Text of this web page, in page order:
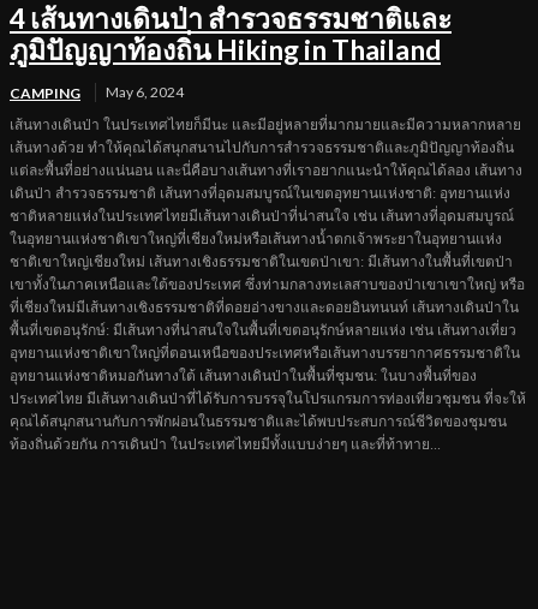
4 เส้นทางเดินป่า สำรวจธรรมชาติและ
ภูมิปัญญาท้องถิ่น Hiking in Thailand
CAMPING May 6, 2024
เส้นทางเดินป่า ในประเทศไทยก็มีนะ และมีอยู่หลายที่มากมายและมีความหลากหลาย
เส้นทางด้วย ทำให้คุณได้สนุกสนานไปกับการสำรวจธรรมชาติและภูมิปัญญาท้องถิ่น
แต่ละพื้นที่อย่างแน่นอน และนี่คือบางเส้นทางที่เราอยากแนะนำให้คุณได้ลอง เส้นทาง
เดินป่า สำรวจธรรมชาติ เส้นทางที่อุดมสมบูรณ์ในเขตอุทยานแห่งชาติ: อุทยานแห่ง
ชาติหลายแห่งในประเทศไทยมีเส้นทางเดินป่าที่น่าสนใจ เช่น เส้นทางที่อุดมสมบูรณ์
ในอุทยานแห่งชาติเขาใหญ่ที่เชียงใหม่หรือเส้นทางน้ำตกเจ้าพระยาในอุทยานแห่ง
ชาติเขาใหญ่เชียงใหม่ เส้นทางเชิงธรรมชาติในเขตป่าเขา: มีเส้นทางในพื้นที่เขตป่า
เขาทั้งในภาคเหนือและใต้ของประเทศ ซึ่งท่ามกลางทะเลสาบของป่าเขาเขาใหญ่ หรือ
ที่เชียงใหม่มีเส้นทางเชิงธรรมชาติที่ดอยอ่างขางและดอยอินทนนท์ เส้นทางเดินป่าใน
พื้นที่เขตอนุรักษ์: มีเส้นทางที่น่าสนใจในพื้นที่เขตอนุรักษ์หลายแห่ง เช่น เส้นทางเที่ยว
อุทยานแห่งชาติเขาใหญ่ที่ตอนเหนือของประเทศหรือเส้นทางบรรยากาศธรรมชาติใน
อุทยานแห่งชาติหมอกันทางใต้ เส้นทางเดินป่าในพื้นที่ชุมชน: ในบางพื้นที่ของ
ประเทศไทย มีเส้นทางเดินป่าที่ได้รับการบรรจุในโปรแกรมการท่องเที่ยวชุมชน ที่จะให้
คุณได้สนุกสนานกับการพักผ่อนในธรรมชาติและได้พบประสบการณ์ชีวิตของชุมชน
ท้องถิ่นด้วยกัน การเดินป่า ในประเทศไทยมีทั้งแบบง่ายๆ และที่ท้าทาย...